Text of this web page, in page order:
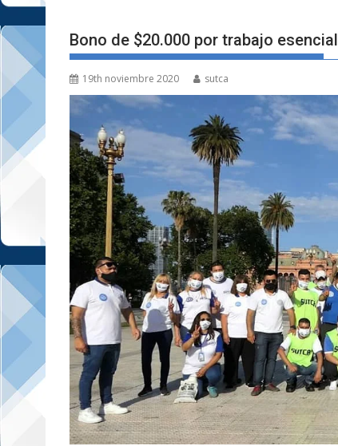
Bono de $20.000 por trabajo esencial
19th noviembre 2020 sutca